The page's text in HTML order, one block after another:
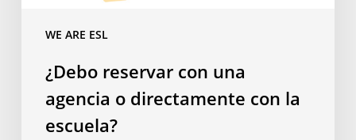
WE ARE ESL
¿Debo reservar con una
agencia o directamente con la
escuela?